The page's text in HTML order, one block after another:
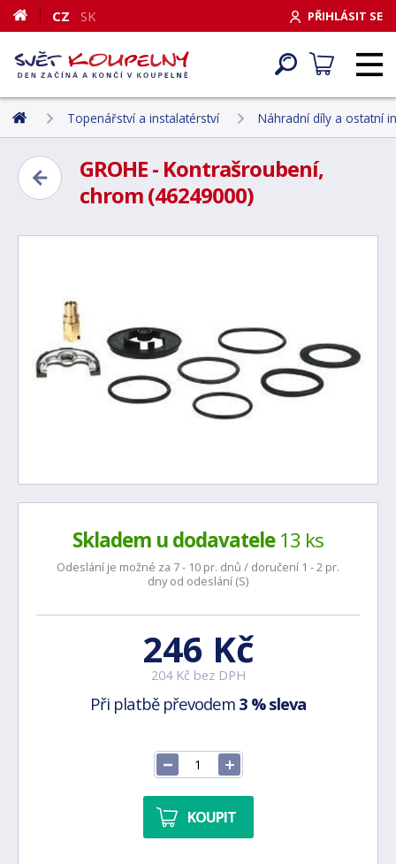
PŘIHLÁSIT SE
CZ SK
Topenářství a instalatérství Náhradní díly a ostatní
GROHE - Kontrašroubení,
chrom (46249000)
Skladem u dodavatele13 ks
Odeslání je možné za 7 - 10 pr. dnů / doručení 1 - 2 pr.
dny od odeslání (S)
246 Kč
204 Kč bez DPH
Při platbě převodem 3 % sleva
KOUPIT